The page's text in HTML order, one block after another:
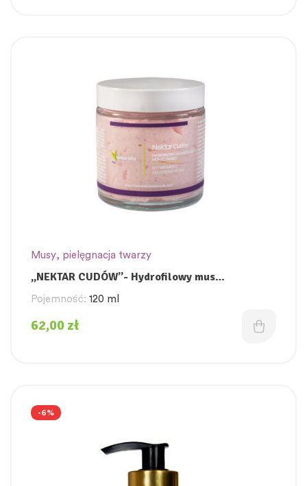
Musy, pielęgnacja twarzy
„NEKTAR CUDÓW”- Hydrofilowy mus
oczyszczający z łagodzącą witaminą B12
Pojemność: 120 ml
62,00 zł
-6%